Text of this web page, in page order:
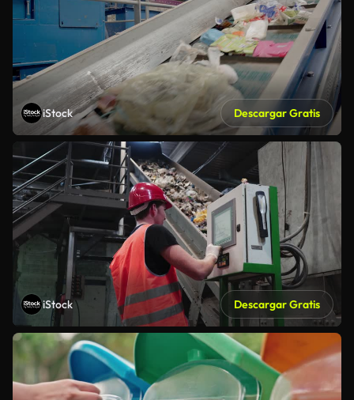
iStock Descargar Gratis
iStock Descargar Gratis